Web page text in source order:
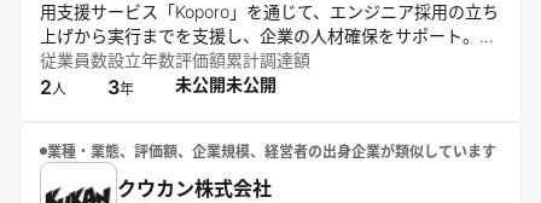
用支援サービス「Koporo」を通じて、エンジニア採用の立ち
上げから実行までを支援し、企業の人材確保をサポート。採
用戦略から実務まで対応し、成長企業の採用を支えるととも
に、ファッションブランド「新霓」も展開する。
従業員数
2人
設立年数
3年
評価額
未公開
累計調達額
未公開
業種・業態、評価額、企業規模、経営者の出身企業が類似しています
クウカン株式会社